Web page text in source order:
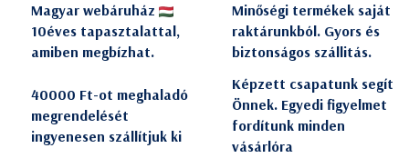
Magyar webáruház
10éves tapasztalattal,
amiben megbízhat.
Minőségi termékek saját
raktárunkból. Gyors és
biztonságos szállitás.
40000 Ft-ot meghaladó
megrendelését
ingyenesen szállítjuk ki
Képzett csapatunk segít
Önnek. Egyedi figyelmet
fordítunk minden
vásárlóra